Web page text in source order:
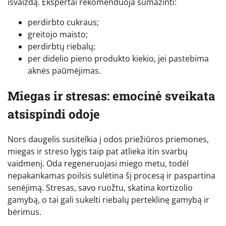
perdirbto cukraus;
greitojo maisto;
perdirbtų riebalų;
per didelio pieno produkto kiekio, jei pastebima
aknės paūmėjimas.
Miegas ir stresas: emocinė sveikata
atsispindi odoje
Nors daugelis susitelkia į odos priežiūros priemones,
miegas ir streso lygis taip pat atlieka itin svarbų
vaidmenį. Oda regeneruojasi miego metu, todėl
nepakankamas poilsis sulėtina šį procesą ir paspartina
senėjimą. Stresas, savo ruožtu, skatina kortizolio
gamybą, o tai gali sukelti riebalų perteklinę gamybą ir
bėrimus.